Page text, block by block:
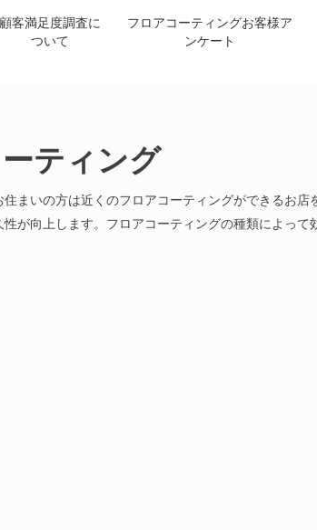
顧客満足度調査に
ついて
フロアコーティングお客様ア
ンケート
ティング
まいの方は近くのフロアコーティングができるお店
が向上します。フロアコーティングの種類によって